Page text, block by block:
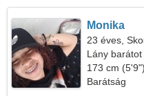
Monika
23 éves,
Lány
173 cm
Barátság